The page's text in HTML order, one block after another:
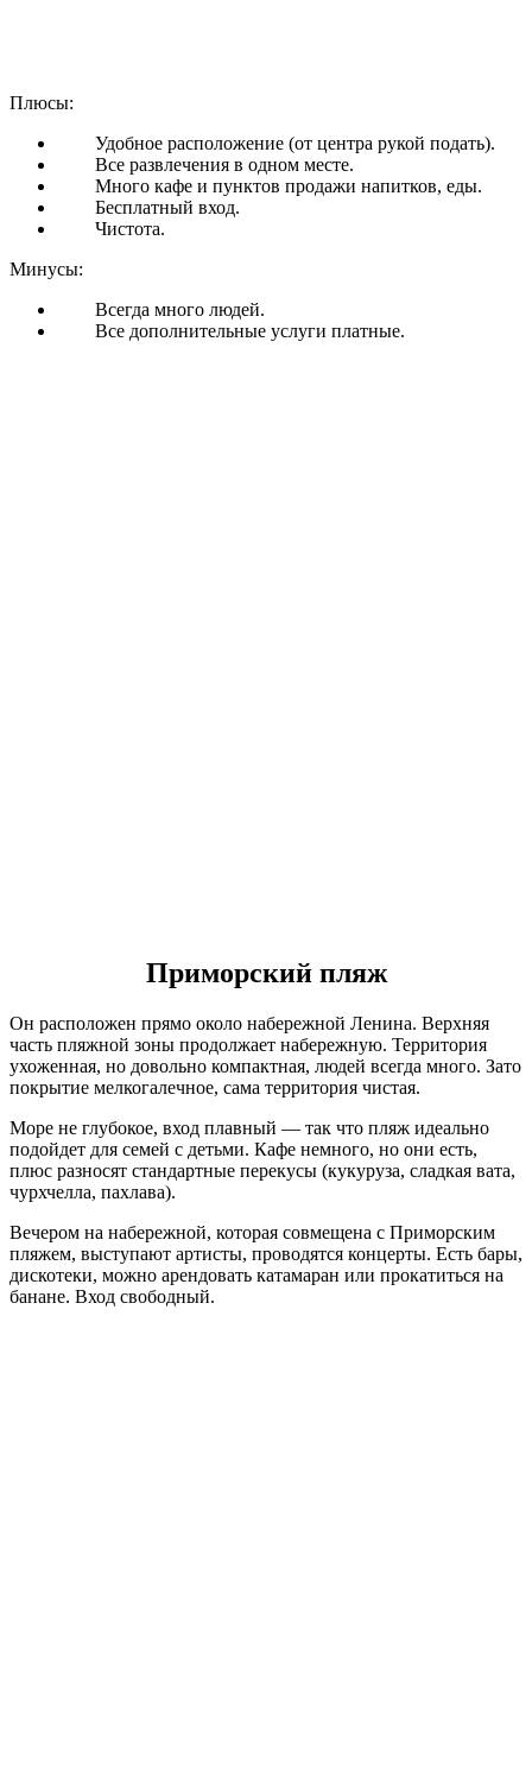
Плюсы:
Удобное расположение (от центра рукой подать).
Все развлечения в одном месте.
Много кафе и пунктов продажи напитков, еды.
Бесплатный вход.
Чистота.
Минусы:
Всегда много людей.
Все дополнительные услуги платные.
Приморский пляж
Он расположен прямо около набережной Ленина. Верхняя
часть пляжной зоны продолжает набережную. Территория
ухоженная, но довольно компактная, людей всегда много. Зато
покрытие мелкогалечное, сама территория чистая.
Море не глубокое, вход плавный — так что пляж идеально
подойдет для семей с детьми. Кафе немного, но они есть,
плюс разносят стандартные перекусы (кукуруза, сладкая вата,
чурхчелла, пахлава).
Вечером на набережной, которая совмещена с Приморским
пляжем, выступают артисты, проводятся концерты. Есть бары,
дискотеки, можно арендовать катамаран или прокатиться на
банане. Вход свободный.